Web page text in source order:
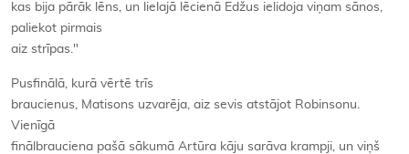
kas bija pārāk lēns, un lielajā lēcienā Edžus ielidoja viņam sānos,
paliekot pirmais
aiz strīpas."
Pusfinālā, kurā vērtē trīs
braucienus, Matisons uzvarēja, aiz sevis atstājot Robinsonu.
Vienīgā
finālbrauciena pašā sākumā Artūra kāju sarāva krampji, un viņš